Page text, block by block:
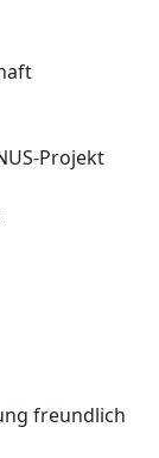
Projekt
freundlich